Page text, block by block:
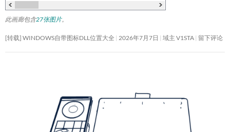
此画廊包含27张图片。
[转载] WINDOWS自带图标DLL位置大全 2026年7月7日 域主 V1STA 留下评论